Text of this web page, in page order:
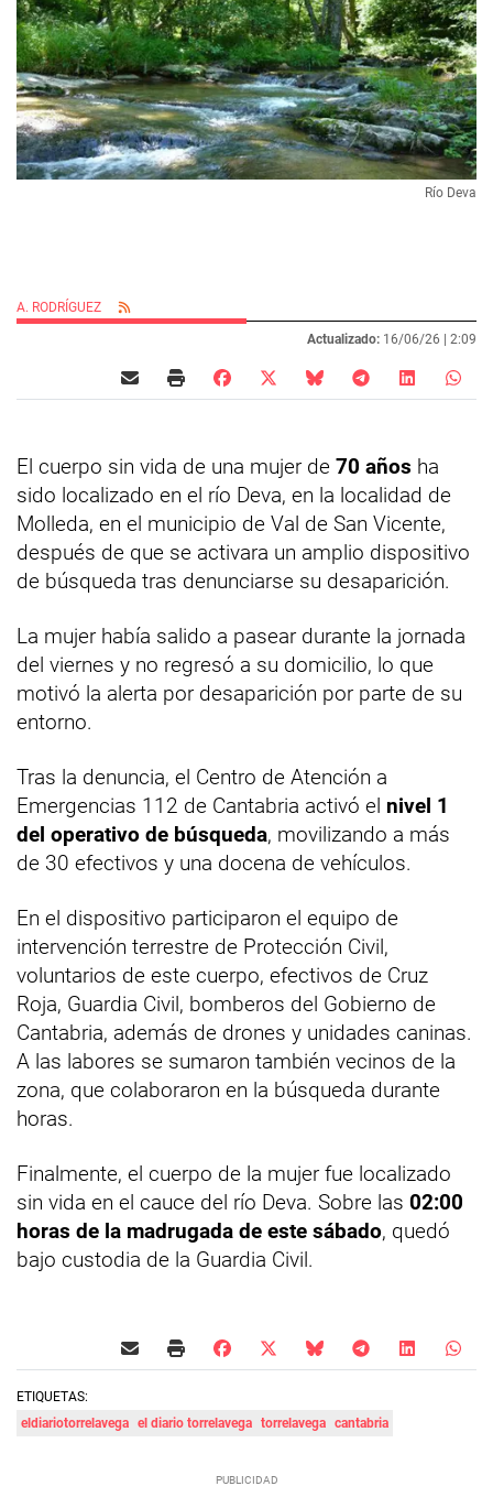
Río Deva
A. RODRÍGUEZ
Actualizado: 16/06/26 | 2:09
El cuerpo sin vida de una mujer de 70 años ha
sido localizado en el río Deva, en la localidad de
Molleda, en el municipio de Val de San Vicente,
después de que se activara un amplio dispositivo
de búsqueda tras denunciarse su desaparición.
La mujer había salido a pasear durante la jornada
del viernes y no regresó a su domicilio, lo que
motivó la alerta por desaparición por parte de su
entorno.
Tras la denuncia, el Centro de Atención a
Emergencias 112 de Cantabria activó el nivel 1
del operativo de búsqueda, movilizando a más
de 30 efectivos y una docena de vehículos.
En el dispositivo participaron el equipo de
intervención terrestre de Protección Civil,
voluntarios de este cuerpo, efectivos de Cruz
Roja, Guardia Civil, bomberos del Gobierno de
Cantabria, además de drones y unidades caninas.
A las labores se sumaron también vecinos de la
zona, que colaboraron en la búsqueda durante
horas.
Finalmente, el cuerpo de la mujer fue localizado
sin vida en el cauce del río Deva. Sobre las 02:00
horas de la madrugada de este sábado, quedó
bajo custodia de la Guardia Civil.
ETIQUETAS:
eldiariotorrelavega el diario torrelavega torrelavega cantabria